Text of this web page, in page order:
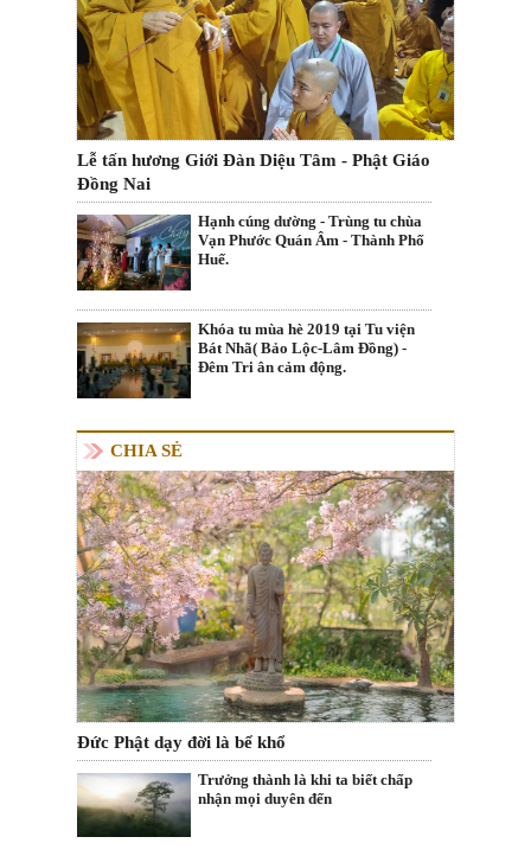
Lễ tấn hương Giới Đàn Diệu Tâm - Phật Giáo
Đồng Nai
Hạnh cúng dường - Trùng tu chùa
Vạn Phước Quán Âm - Thành Phố
Huế.
Khóa tu mùa hè 2019 tại Tu viện
Bát Nhã( Bảo Lộc-Lâm Đồng) -
Đêm Tri ân cảm động.
CHIA SẺ
Đức Phật dạy đời là bể khổ
Trưởng thành là khi ta biết chấp
nhận mọi duyên đến